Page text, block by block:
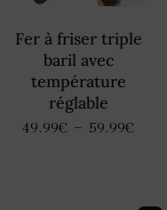
Fer à friser triple
baril avec
température
réglable
49.99€ – 59.99€